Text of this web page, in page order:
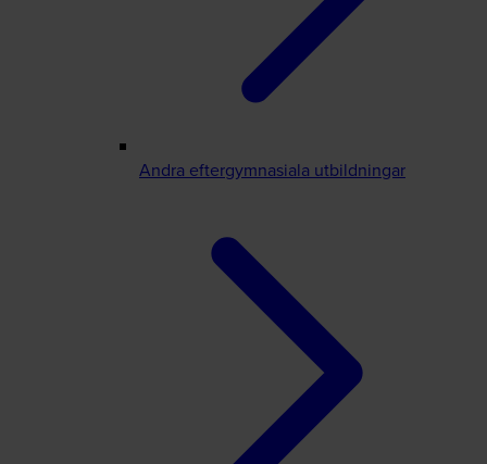
Andra eftergymnasiala utbildningar